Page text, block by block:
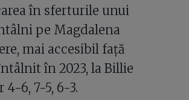
în sferturile unui
pe Magdalena
mai accesibil față
în 2023, la Billie
6, 7-5, 6-3.